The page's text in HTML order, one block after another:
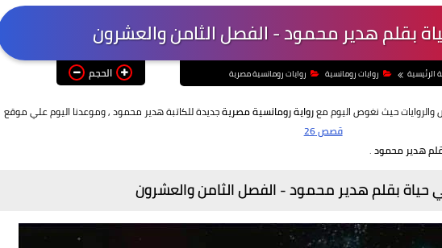
بقلم هدير محمود - الفصل الثامن والعشرون
الرئيسية روايات رومانسية روايات رومانسية مصرية الحجم
حيث نغوص اليوم معرواية رومانسية مصريةجديدة للكاتبة هدير محمود, وموعدنا اليوم علي موقع
قصص 26
هدير محمود.
حياة بقلم هدير محمود -الفصل الثامن والعشرون